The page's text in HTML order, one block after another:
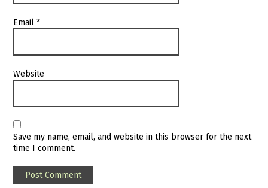
Email*
Website
Save my name, email, and website in this browser for the next
time I comment.